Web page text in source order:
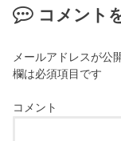
コメント
メールアドレスが公
欄は必須項目です
コメント